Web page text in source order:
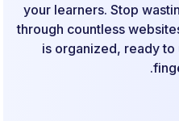
your learners. Stop
through countless
is organized, ready to